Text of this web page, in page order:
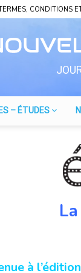
CONDITIONS
– ÉTUDES
à